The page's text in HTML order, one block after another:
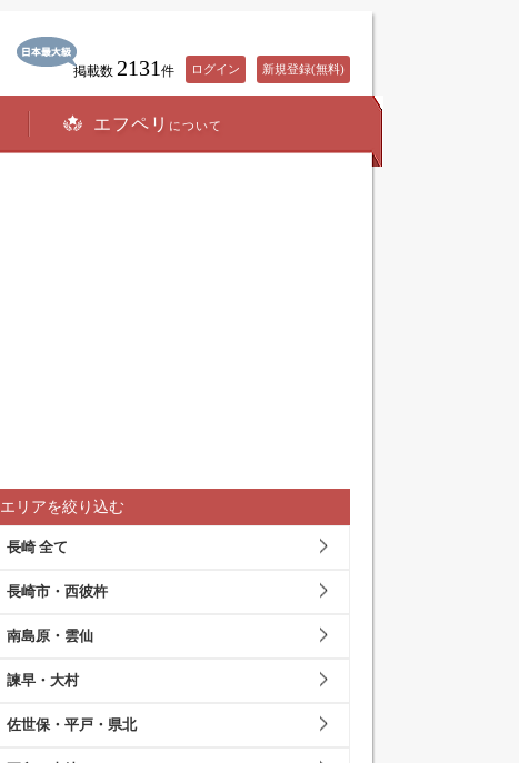
掲載数 2131 件 ログイン 新規登録(無料)
エフペリ について
エリアを絞り込む
長崎 全て
長崎市・西彼杵
南島原・雲仙
諫早・大村
佐世保・平戸・県北